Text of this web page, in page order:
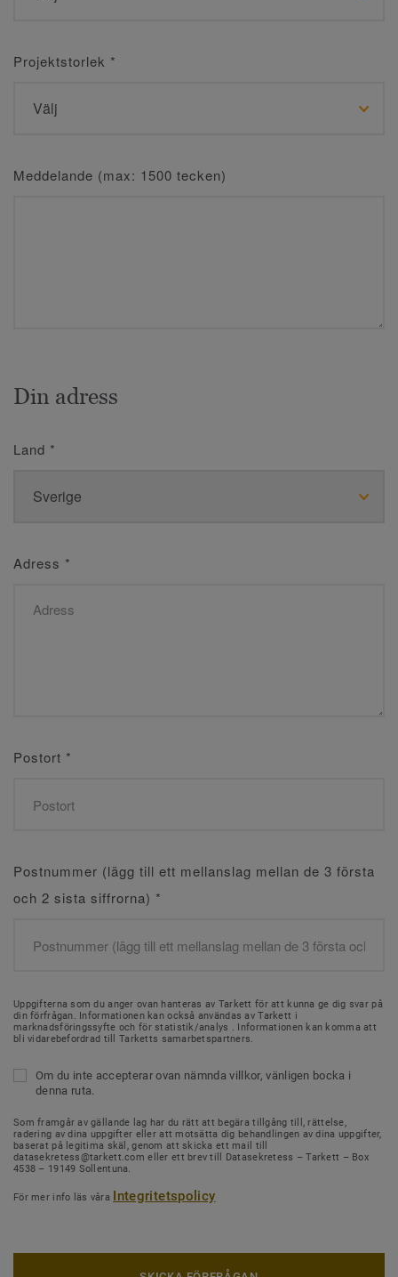
Projektstorlek *
Meddelande (max: 1500 tecken)
Din adress
Land *
Adress *
Postort *
Postnummer (lägg till ett mellanslag mellan de 3 första
och 2 sista siffrorna) *
Uppgifterna som du anger ovan hanteras av Tarkett för att kunna ge dig svar på
din förfrågan. Informationen kan också användas av Tarkett i
marknadsföringssyfte och för statistik/analys . Informationen kan komma att
bli vidarebefordrad till Tarketts samarbetspartners.
Om du inte accepterar ovan nämnda villkor, vänligen bocka i
denna ruta.
Som framgår av gällande lag har du rätt att begära tillgång till, rättelse,
radering av dina uppgifter eller att motsätta dig behandlingen av dina uppgifter,
baserat på legitima skäl, genom att skicka ett mail till
datasekretess@tarkett.com eller ett brev till Datasekretess – Tarkett – Box
4538 – 19149 Sollentuna.
För mer info läs våra Integritetspolicy